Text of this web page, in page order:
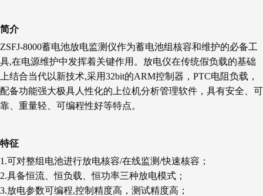
简介
ZSFJ-8000蓄电池放电监测仪作为蓄电池组核容和维护的必备工
具,在电源维护中发挥着关键作用。放电仪在传统假负载的基础
上结合当代以新技术,采用32bit的ARM控制器，PTC电阻负载，
配备功能强大极具人性化的上位机分析管理软件，具有安全、可
靠、重量轻、可编程性好等特点。
特征
1.可对整组电池进行放电核容/在线监测/快速核容；
2.具备恒流、恒负载、恒功率三种放电模式；
3.放电参数可编程,控制精度高，测试精度高；